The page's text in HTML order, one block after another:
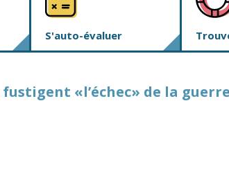
S'auto-évaluer
«l’échec» de la